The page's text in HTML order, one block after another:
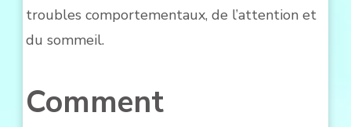
troubles comportementaux, de l’attention et
du sommeil.
Comment